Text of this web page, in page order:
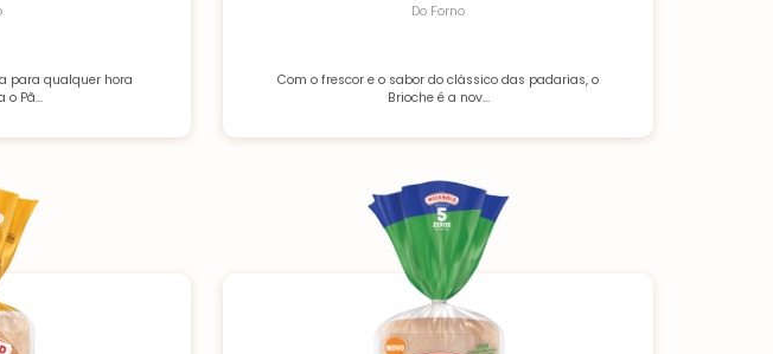
para qualquer hora
o Pã...
Do Forno
Com o frescor e o sabor do clássico das padarias, o
Brioche é a nov...